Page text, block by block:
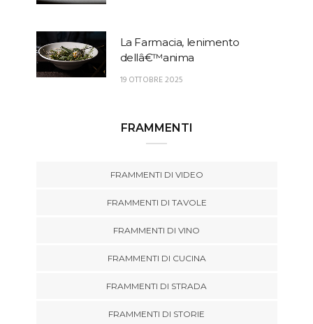
La Farmacia, lenimento
dellâ€™anima
19 OTTOBRE 2025
FRAMMENTI
FRAMMENTI DI VIDEO
FRAMMENTI DI TAVOLE
FRAMMENTI DI VINO
FRAMMENTI DI CUCINA
FRAMMENTI DI STRADA
FRAMMENTI DI STORIE